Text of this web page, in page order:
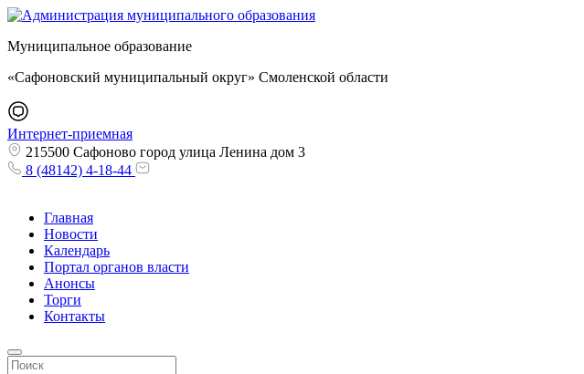
Муниципальное образование
«Сафоновский муниципальный округ» Смоленской области
Интернет-приемная
215500 Сафоново город улица Ленина дом 3
8 (48142) 4-18-44
Главная
Новости
Календарь
Портал органов власти
Анонсы
Торги
Контакты